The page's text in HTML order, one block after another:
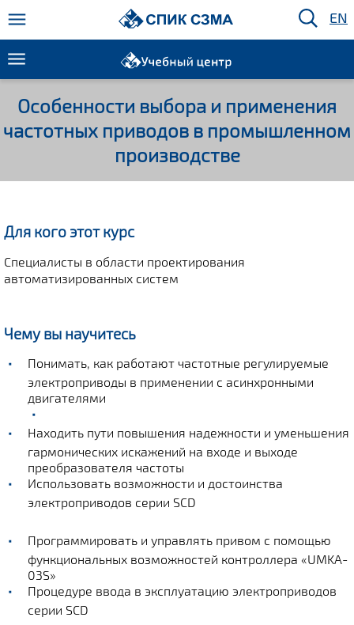
EN
Особенности выбора и применения
частотных приводов в промышленном
производстве
Для кого этот курс
Специалисты в области проектирования
автоматизированных систем
Чему вы научитесь
Понимать, как работают частотные регулируемые
электроприводы в применении с асинхронными
двигателями
Находить пути повышения надежности и уменьшения
гармонических искажений на входе и выходе
преобразователя частоты
Использовать возможности и достоинства
электроприводов серии SCD
Программировать и управлять привом с помощью
функциональных возможностей контроллера «‎UMKA-
03S»‎
Процедуре ввода в эксплуатацию электроприводов
серии SCD